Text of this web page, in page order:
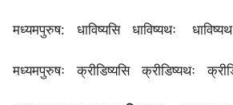
मध्यमपुरुष: धाविष्यसि धाविष्यथः धाविष्यथ
मध्यमपुरुषः क्रीडिष्यसि क्रीडिष्यथः